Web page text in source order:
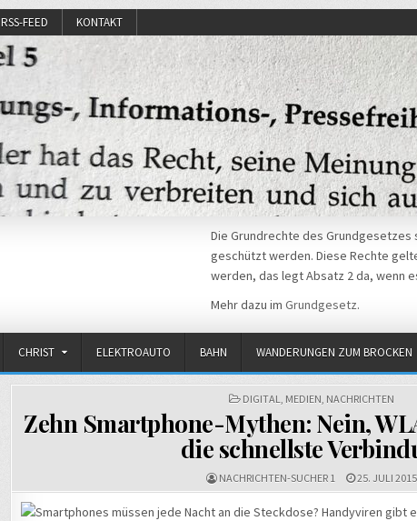
RSS-FEED KONTAKT
Die Grundrechte des Grundgesetzes
geschützt werden. Diese Rechte
werden, das legt Absatz 2 da, wenn
Mehr dazu im Grundgesetz.
CHRIST ELEKTROAUTO BAHN WANDERUNGEN ZUM BROCKEN
POSTED
DIGITAL MEDIEN NACHRICHTEN
Zehn Smartphone-Mythen: Nein,
die schnellste
NACHRICHTEN-SUCHER 1 25. JULI 2015
Smartphones müssen jede Nacht an die Steckdose? Handyviren gibt